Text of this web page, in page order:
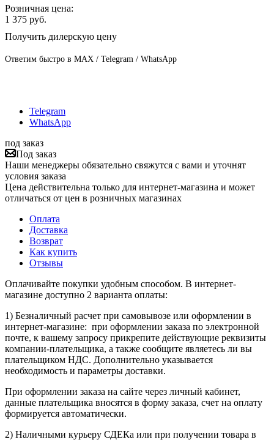
Розничная цена:
1 375 руб.
Получить дилерскую цену
Ответим быстро в MAX / Telegram / WhatsApp
Telegram
WhatsApp
под заказ
Под заказ
Наши менеджеры обязательно свяжутся с вами и уточнят
условия заказа
Цена действительна только для интернет-магазина и может
отличаться от цен в розничных магазинах
Оплата
Доставка
Возврат
Как купить
Отзывы
Оплачивайте покупки удобным способом. В интернет-
магазине доступно 2 варианта оплаты:
1) Безналичный расчет при самовывозе или оформлении в
интернет-магазине: при оформлении заказа по электронной
почте, к вашему запросу прикрепите действующие реквизиты
компании-плательщика, а также сообщите являетесь ли вы
плательщиком НДС. Дополнительно указывается
необходимость и параметры доставки.
При оформлении заказа на сайте через личный кабинет,
данные плательщика вносятся в форму заказа, счет на оплату
формируется автоматически.
2) Наличными курьеру СДЕКа или при получении товара в